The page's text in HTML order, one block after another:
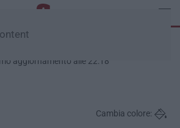
aggiornamento alle 22:18
Cambia colore: